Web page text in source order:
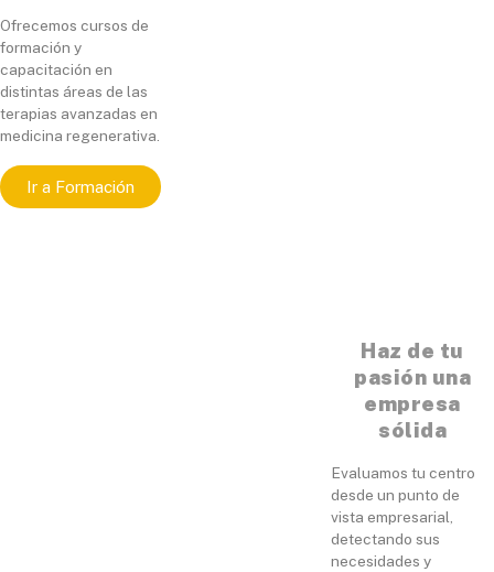
Ofrecemos cursos de
formación y
capacitación en
distintas áreas de las
terapias avanzadas en
medicina regenerativa.
Ir a Formación
Haz de tu
pasión una
empresa
sólida
Evaluamos tu centro
desde un punto de
vista empresarial,
detectando sus
necesidades y